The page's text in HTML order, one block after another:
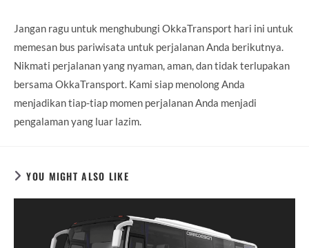
Jangan ragu untuk menghubungi OkkaTransport hari ini untuk
memesan bus pariwisata untuk perjalanan Anda berikutnya.
Nikmati perjalanan yang nyaman, aman, dan tidak terlupakan
bersama OkkaTransport. Kami siap menolong Anda
menjadikan tiap-tiap momen perjalanan Anda menjadi
pengalaman yang luar lazim.
YOU MIGHT ALSO LIKE